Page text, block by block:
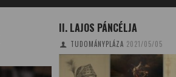
II. LAJOS PÁNCÉLJA
TUDOMÁNYPLÁZA 2021/05/05